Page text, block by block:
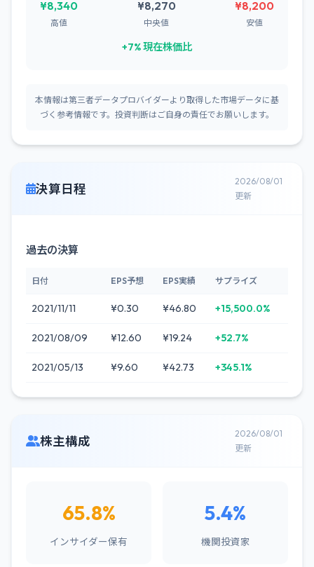
¥8,340
高値
¥8,270
中央値
¥8,200
安値
+7% 現在株価比
本情報は第三者データプロバイダーより取得した市場データに基
づく参考情報です。投資判断はご自身の責任でお願いします。
決算日程
2026/08/01
更新
過去の決算
日付 EPS予想 EPS実績 サプライズ
2021/11/11 ¥0.30 ¥46.80 +15,500.0%
2021/08/09 ¥12.60 ¥19.24 +52.7%
2021/05/13 ¥9.60 ¥42.73 +345.1%
株主構成
2026/08/01
更新
65.8%
インサイダー保有
5.4%
機関投資家